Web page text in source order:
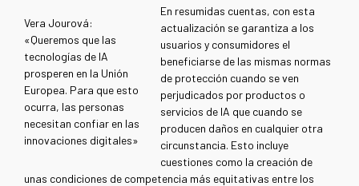
Vera Jourová:
«Queremos que las
tecnologías de IA
prosperen en la Unión
Europea. Para que esto
ocurra, las personas
necesitan confiar en las
innovaciones digitales»
En resumidas cuentas, con esta
actualización se garantiza a los
usuarios y consumidores el
beneficiarse de las mismas normas
de protección cuando se ven
perjudicados por productos o
servicios de IA que cuando se
producen daños en cualquier otra
circunstancia. Esto incluye
cuestiones como la creación de
unas condiciones de competencia más equitativas entre los